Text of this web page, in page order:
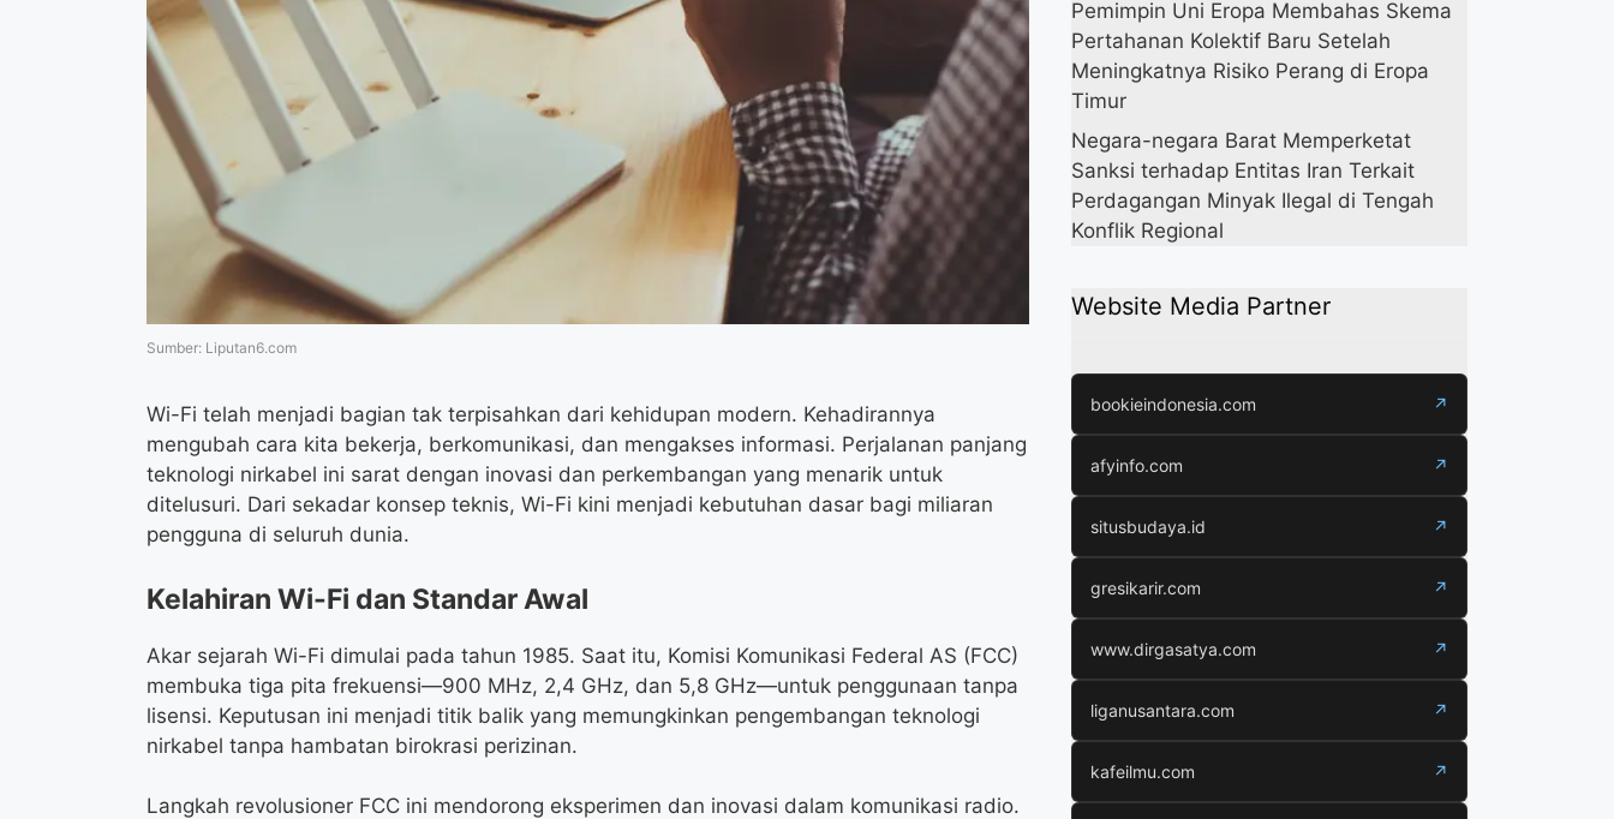
m
p
Sumber: Liputan6.com
Wi-Fi telah menjadi bagian tak terpisahkan dari kehidupan modern. Kehadirannya
mengubah cara kita bekerja, berkomunikasi, dan mengakses informasi. Perjalanan panjang
teknologi nirkabel ini sarat dengan inovasi dan perkembangan yang menarik untuk
ditelusuri. Dari sekadar konsep teknis, Wi-Fi kini menjadi kebutuhan dasar bagi miliaran
pengguna di seluruh dunia.
Kelahiran Wi-Fi dan Standar Awal
Akar sejarah Wi-Fi dimulai pada tahun 1985. Saat itu, Komisi Komunikasi Federal AS (FCC)
membuka tiga pita frekuensi—900 MHz, 2,4 GHz, dan 5,8 GHz—untuk penggunaan tanpa
lisensi. Keputusan ini menjadi titik balik yang memungkinkan pengembangan teknologi
nirkabel tanpa hambatan birokrasi perizinan.
Langkah revolusioner FCC ini mendorong eksperimen dan inovasi dalam komunikasi radio.
Pemimpin Uni Eropa Membahas Skema
Pertahanan Kolektif Baru Setelah
Meningkatnya Risiko Perang di Eropa
Timur
Negara-negara Barat Memperketat
Sanksi terhadap Entitas Iran Terkait
Perdagangan Minyak Ilegal di Tengah
Konflik Regional
Website Media Partner
bookieindonesia.com ↗
afyinfo.com ↗
situsbudaya.id ↗
gresikarir.com ↗
www.dirgasatya.com ↗
liganusantara.com ↗
kafeilmu.com ↗